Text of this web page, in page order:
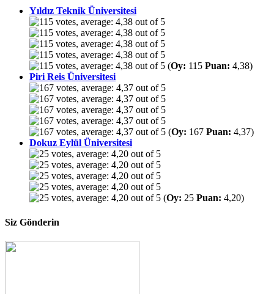
Yıldız Teknik Üniversitesi
(Oy: 115 Puan: 4,38)
Piri Reis Üniversitesi
(Oy: 167 Puan: 4,37)
Dokuz Eylül Üniversitesi
(Oy: 25 Puan: 4,20)
Siz Gönderin